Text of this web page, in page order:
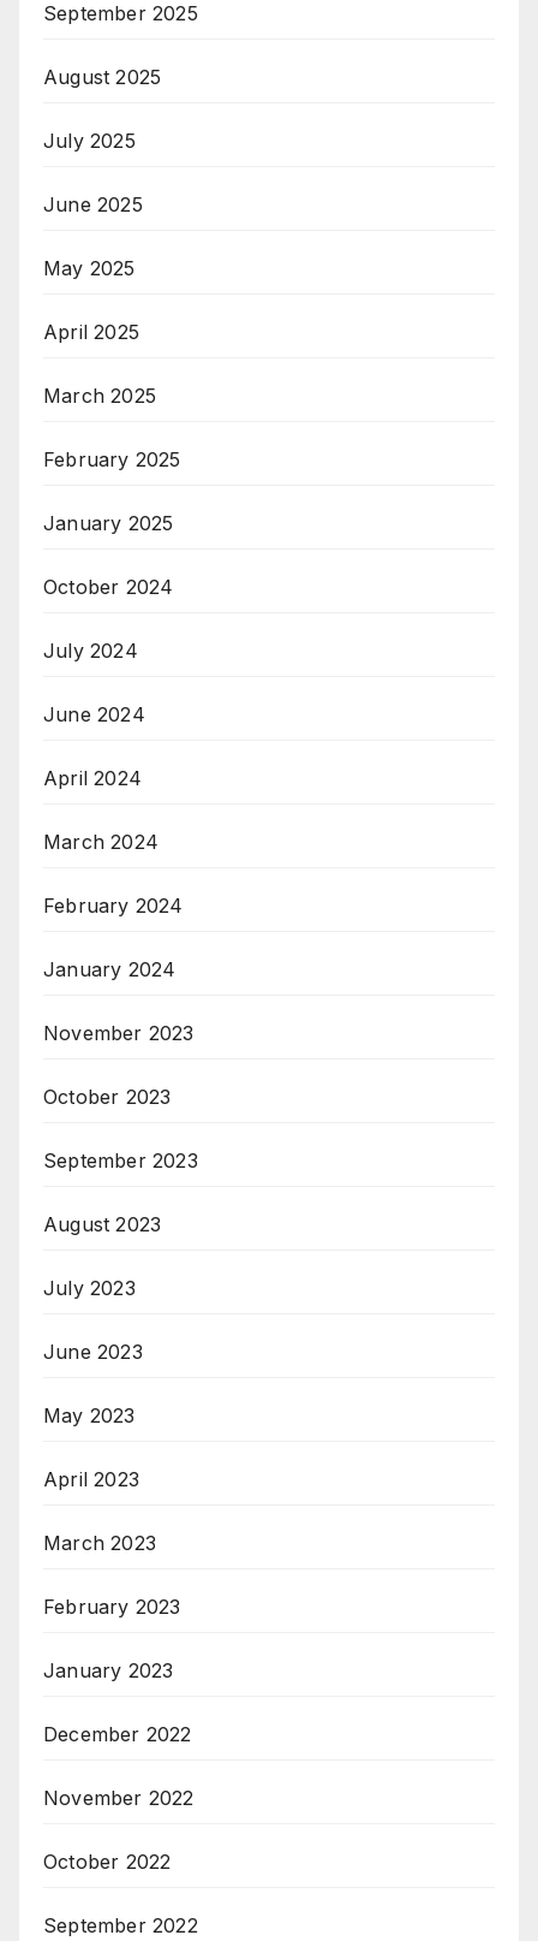
September 2025
August 2025
July 2025
June 2025
May 2025
April 2025
March 2025
February 2025
January 2025
October 2024
July 2024
June 2024
April 2024
March 2024
February 2024
January 2024
November 2023
October 2023
September 2023
August 2023
July 2023
June 2023
May 2023
April 2023
March 2023
February 2023
January 2023
December 2022
November 2022
October 2022
September 2022